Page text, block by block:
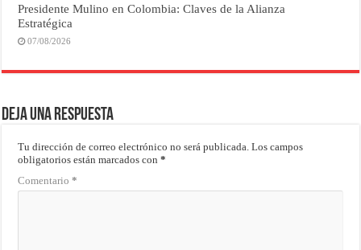
Presidente Mulino en Colombia: Claves de la Alianza
Estratégica
07/08/2026
Deja una respuesta
Tu dirección de correo electrónico no será publicada. Los campos
obligatorios están marcados con*
Comentario*